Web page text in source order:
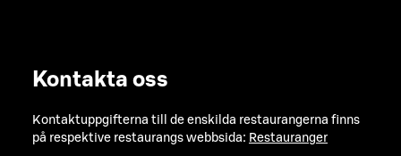
Kontakta oss
Kontaktuppgifterna till de enskilda restaurangerna finns
på respektive restaurangs webbsida: Restauranger